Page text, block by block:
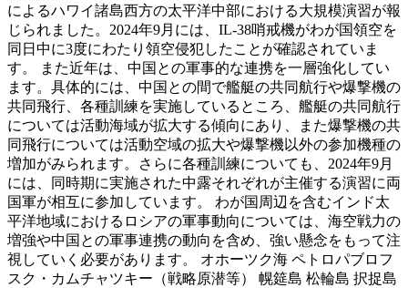
によるハワイ諸島西方の太平洋中部における大規模演習が報
じられました。2024年9月には、IL-38哨戒機がわが国領空を
同日中に3度にわたり領空侵犯したことが確認されていま
す。 また近年は、中国との軍事的な連携を一層強化してい
ます。具体的には、中国との間で艦艇の共同航行や爆撃機の
共同飛行、各種訓練を実施しているところ、艦艇の共同航行
については活動海域が拡大する傾向にあり、また爆撃機の共
同飛行については活動空域の拡大や爆撃機以外の参加機種の
増加がみられます。さらに各種訓練についても、2024年9月
には、同時期に実施された中露それぞれが主催する演習に両
国軍が相互に参加しています。 わが国周辺を含むインド太
平洋地域におけるロシアの軍事動向については、海空戦力の
増強や中国との軍事連携の動向を含め、強い懸念をもって注
視していく必要があります。 オホーツク海 ペトロパブロフ
スク・カムチャツキー（戦略原潜等） 幌筵島 松輪島 択捉島